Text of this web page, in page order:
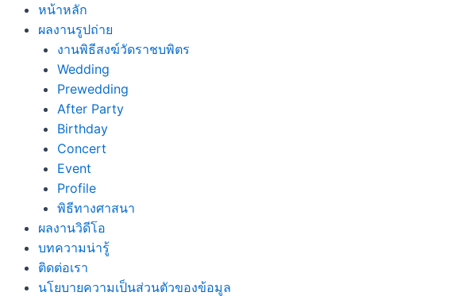
Skip
content
หน้าหลัก
ผลงานรูปถ่าย
งานพิธีสงฆ์วัดราชบพิตร
Wedding
Prewedding
After Party
Birthday
Concert
Event
Profile
พิธีทางศาสนา
ผลงานวิดีโอ
บทความน่ารู้
ติดต่อเรา
นโยบายความเป็นส่วนตัวของข้อมูล